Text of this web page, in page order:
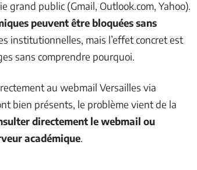
grand public (Gmail, Outlook.com, Yahoo).
peuvent être bloquées sans
institutionnelles, mais l’effet concret est
sans comprendre pourquoi.
au webmail Versailles via
bien présents, le problème vient de la
directement le webmail ou
académique.